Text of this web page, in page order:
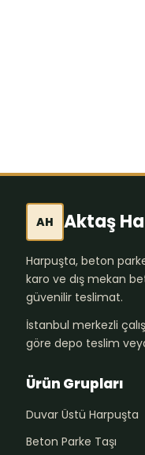
AH Aktaş
Harpuşta, beton
karo ve dış mekan
güvenilir teslimat.
İstanbul merkezli
göre depo teslim
Ürün Grupları
Duvar Üstü Harpuşta
Beton Parke Taşı